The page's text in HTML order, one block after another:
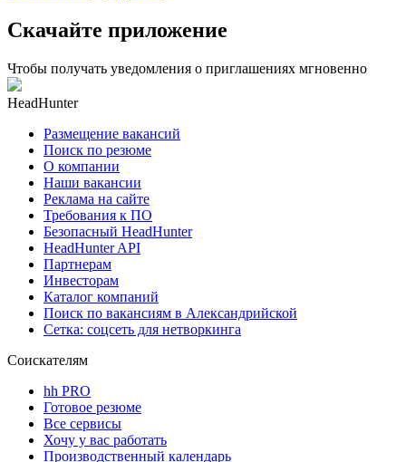
Скачайте приложение
Чтобы получать уведомления о приглашениях мгновенно
HeadHunter
Размещение вакансий
Поиск по резюме
О компании
Наши вакансии
Реклама на сайте
Требования к ПО
Безопасный HeadHunter
HeadHunter API
Партнерам
Инвесторам
Каталог компаний
Поиск по вакансиям в Александрийской
Сетка: соцсеть для нетворкинга
Соискателям
hh PRO
Готовое резюме
Все сервисы
Хочу у вас работать
Производственный календарь